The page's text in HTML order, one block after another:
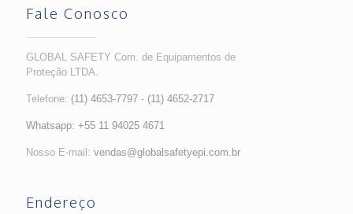
Fale Conosco
GLOBAL SAFETY Com. de Equipamentos de
Proteção LTDA.
Telefone: (11) 4653-7797 - (11) 4652-2717
Whatsapp: +55 11 94025 4671
Nosso E-mail: vendas@globalsafetyepi.com.br
Endereço